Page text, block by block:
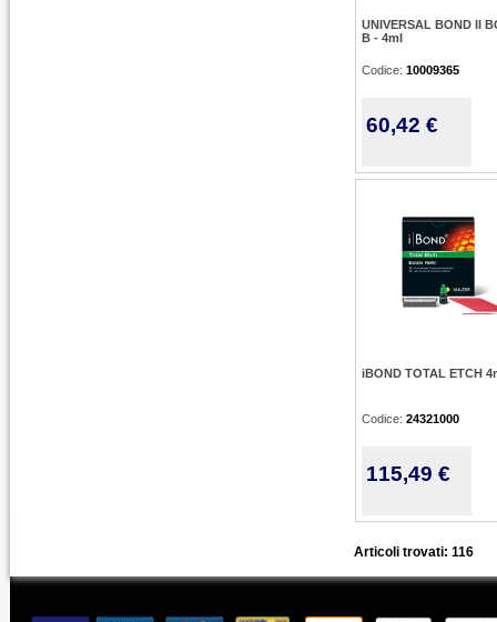
UNIVERSAL BOND II
B - 4ml
Codice: 10009365
60,42 €
iBOND TOTAL ETCH
Codice: 24321000
115,49 €
Articoli trovati: 116